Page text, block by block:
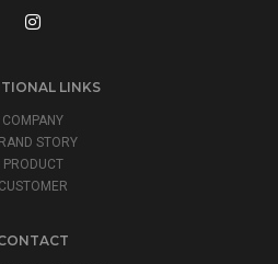
LINKS
COMPANY
STORY
PRODUCT
CUSTOMER